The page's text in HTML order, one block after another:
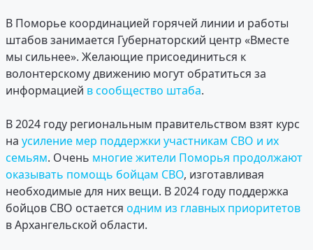
В Поморье координацией горячей линии и работы
штабов занимается Губернаторский центр «Вместе
мы сильнее». Желающие присоединиться к
волонтерскому движению могут обратиться за
информацией в сообщество штаба.
В 2024 году региональным правительством взят курс
на усиление мер поддержки участникам СВО и их
семьям. Очень многие жители Поморья продолжают
оказывать помощь бойцам СВО, изготавливая
необходимые для них вещи. В 2024 году поддержка
бойцов СВО остается одним из главных приоритетов
в Архангельской области.